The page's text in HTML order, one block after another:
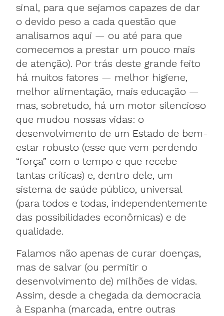
sinal, para que sejamos capazes de dar
o devido peso a cada questão que
analisamos aqui — ou até para que
comecemos a prestar um pouco mais
de atenção). Por trás deste grande feito
há muitos fatores — melhor higiene,
melhor alimentação, mais educação —
mas, sobretudo, há um motor silencioso
que mudou nossas vidas: o
desenvolvimento de um Estado de bem-
estar robusto (esse que vem perdendo
“força” com o tempo e que recebe
tantas críticas) e, dentro dele, um
sistema de saúde público, universal
(para todos e todas, independentemente
das possibilidades econômicas) e de
qualidade.
Falamos não apenas de curar doenças,
mas de salvar (ou permitir o
desenvolvimento de) milhões de vidas.
Assim, desde a chegada da democracia
à Espanha (marcada, entre outras